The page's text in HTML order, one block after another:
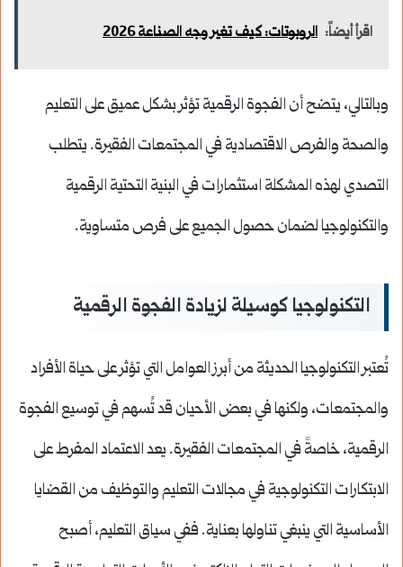
اقرأ أيضاً: الروبوتات: كيف تغير وجه الصناعة 2026
وبالتالي، يتضح أن الفجوة الرقمية تؤثر بشكل عميق على التعليم
والصحة والفرص الاقتصادية في المجتمعات الفقيرة. يتطلب
التصدي لهذه المشكلة استثمارات في البنية التحتية الرقمية
والتكنولوجيا لضمان حصول الجميع على فرص متساوية.
التكنولوجيا كوسيلة لزيادة الفجوة الرقمية
تُعتبر التكنولوجيا الحديثة من أبرز العوامل التي تؤثر على حياة الأفراد
والمجتمعات، ولكنها في بعض الأحيان قد تُسهم في توسيع الفجوة
الرقمية، خاصةً في المجتمعات الفقيرة. يعد الاعتماد المفرط على
الابتكارات التكنولوجية في مجالات التعليم والتوظيف من القضايا
الأساسية التي ينبغي تناولها بعناية. ففي سياق التعليم، أصبح